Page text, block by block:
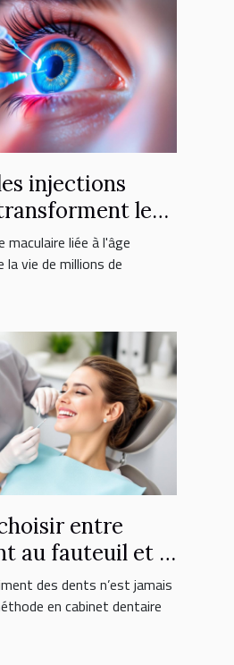
injections
le
la DMLA ?
maculaire liée à l'âge
la vie de millions de
entre
au fauteuil et à
des dents n’est jamais
en cabinet dentaire